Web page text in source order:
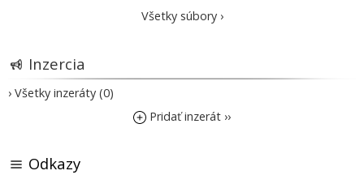
Všetky súbory ›
Inzercia
› Všetky inzeráty (0)
Pridať inzerát ››
Odkazy